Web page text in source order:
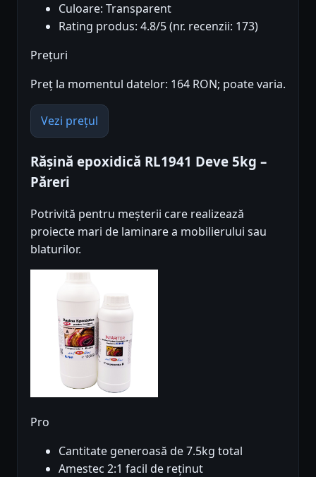
Culoare: Transparent
Rating produs: 4.8/5 (nr. recenzii: 173)
Prețuri
Preț la momentul datelor: 164 RON; poate varia.
Vezi prețul
Rășină epoxidică RL1941 Deve 5kg –
Păreri
Potrivită pentru meșterii care realizează
proiecte mari de laminare a mobilierului sau
blaturilor.
Pro
Cantitate generoasă de 7.5kg total
Amestec 2:1 facil de reținut